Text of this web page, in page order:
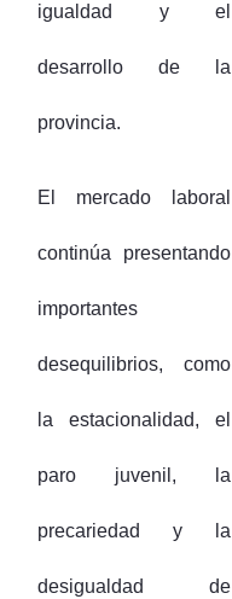
igualdad y el
desarrollo de la
provincia.
El mercado laboral
continúa presentando
importantes
desequilibrios, como
la estacionalidad, el
paro juvenil, la
precariedad y la
desigualdad de